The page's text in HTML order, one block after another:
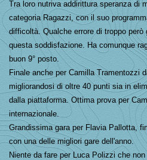
Tra loro nutriva addirittura speranza di
categoria Ragazzi, con il suo
difficoltà. Qualche errore di troppo
questa soddisfazione. Ha comunque
buon 9° posto.
Finale anche per Camilla Tramentozzi
migliorandosi di oltre 40 punti sia in
dalla piattaforma. Ottima prova per
internazionale.
Grandissima gara per Flavia Pallotta,
con una delle migliori gare dell'anno.
Niente da fare per Luca Polizzi che